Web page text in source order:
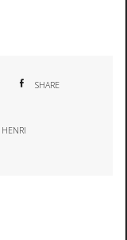
SHARE
HENRI